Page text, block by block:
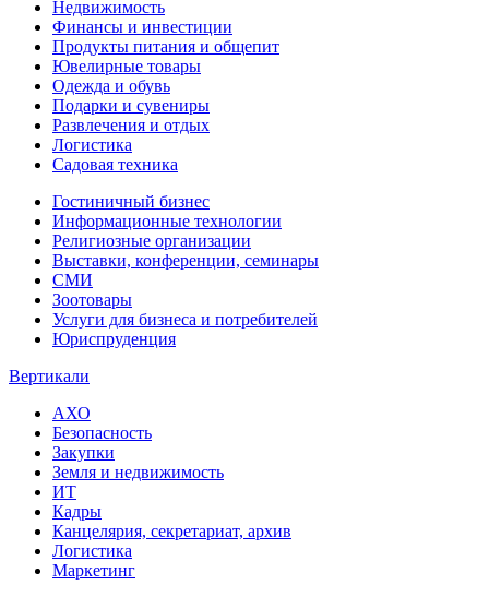
Недвижимость
Финансы и инвестиции
Продукты питания и общепит
Ювелирные товары
Одежда и обувь
Подарки и сувениры
Развлечения и отдых
Логистика
Садовая техника
Гостиничный бизнес
Информационные технологии
Религиозные организации
Выставки, конференции, семинары
СМИ
Зоотовары
Услуги для бизнеса и потребителей
Юриспруденция
Вертикали
АХО
Безопасность
Закупки
Земля и недвижимость
ИТ
Кадры
Канцелярия, секретариат, архив
Логистика
Маркетинг